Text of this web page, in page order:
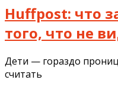
Huffpost: что
того, что не
Дети — гораздо
считать